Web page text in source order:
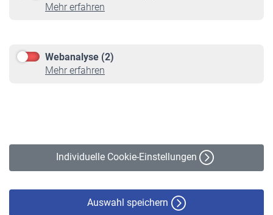
Mehr erfahren
Webanalyse (2)
Mehr erfahren
Individuelle Cookie-Einstellungen
Auswahl speichern
Informationen
Online-Rechner
VBLnewsletter
Erklärung zur Barrierefreiheit